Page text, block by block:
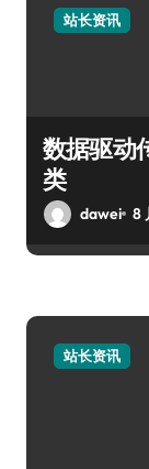
站长资讯
数据驱动
类
dawei 8
站长资讯